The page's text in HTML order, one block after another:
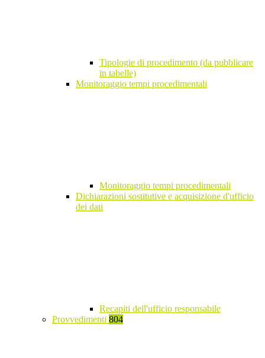
Tipologie di procedimento (da pubblicare
in tabelle)
Monitoraggio tempi procedimentali
Monitoraggio tempi procedimentali
Dichiarazioni sostitutive e acquisizione d'ufficio
dei dati
Recapiti dell'ufficio responsabile
Provvedimenti 804